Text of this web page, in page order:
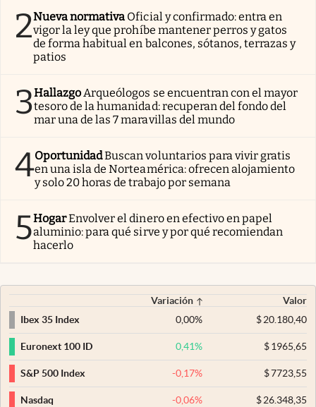
2Nueva normativa Oficial y confirmado: entra en
vigor la ley que prohíbe mantener perros y gatos
de forma habitual en balcones, sótanos, terrazas y
patios
3Hallazgo Arqueólogos se encuentran con el mayor
tesoro de la humanidad: recuperan del fondo del
mar una de las 7 maravillas del mundo
4OportunidadBuscan voluntarios para vivir gratis
en una isla de Norteamérica: ofrecen alojamiento
y solo 20 horas de trabajo por semana
5HogarEnvolver el dinero en efectivo en papel
aluminio: para qué sirve y por qué recomiendan
hacerlo
Variación
Valor
Ibex 35 Index
0,00% $20.180,40
Euronext 100 ID 0,41% $1965,65
S&P 500 Index -0,17% $7723,55
Nasdaq -0,06% $26.348,35